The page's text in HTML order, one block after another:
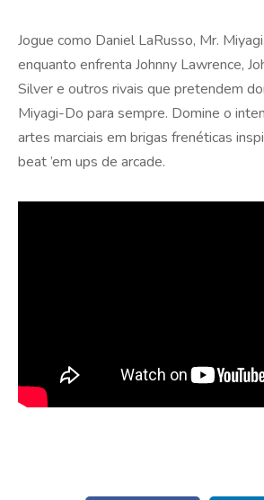
Jogue como Daniel LaRusso, Mr.
enquanto enfrenta Johnny Lawrence,
Silver e outros rivais que pretendem
Miyagi-Do para sempre. Domine o
artes marciais em brigas frenéticas
beat ’em ups de arcade.